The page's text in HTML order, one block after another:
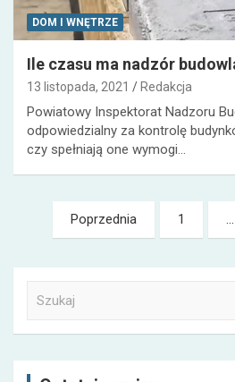
DOM I WNĘTRZE
Ile czasu ma nadzór
13 listopada, 2021 Redakcja
Powiatowy Inspektorat Nadzoru
odpowiedzialny za kontrolę
czy spełniają one wymogi…
Nawigacja
Poprzednia 1 …